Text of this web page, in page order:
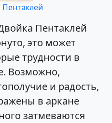
Пентаклей
это может
трудности в
Возможно,
и радость,
в аркане
затмеваются